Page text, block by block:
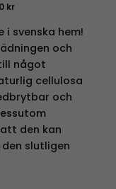
kr
svenska hem!
och
något
cellulosa
och
den kan
slutligen